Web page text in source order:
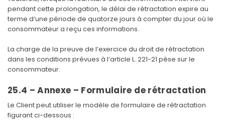
pendant cette prolongation, le délai de rétractation expire au
terme d’une période de quatorze jours à compter du jour où le
consommateur a reçu ces informations.
La charge de la preuve de l’exercice du droit de rétractation
dans les conditions prévues à l’article L. 221-21 pèse sur le
consommateur.
25.4 – Annexe – Formulaire de rétractation
Le Client peut utiliser le modèle de formulaire de rétractation
figurant ci-dessous :